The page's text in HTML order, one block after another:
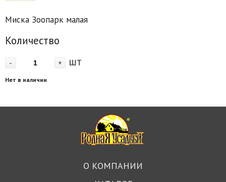
Миска Зоопарк малая
Количество
- + шт
Нет в наличии
О КОМПАНИИ